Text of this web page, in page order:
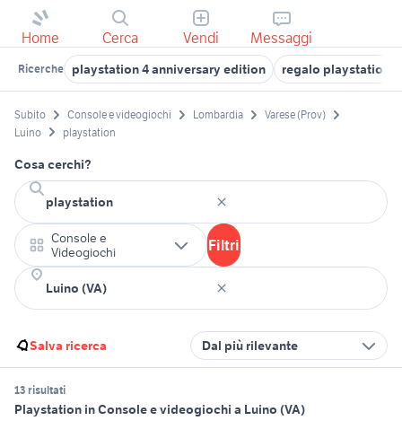
Home Cerca Vendi Messaggi
Ricerche playstation 4 anniversary edition regalo playstation
Subito Console e videogiochi Lombardia
Varese (Prov)
Luino
playstation
Cosa cerchi?
Console e
Videogiochi
Filtri
Salva ricerca Dal più rilevante
13 risultati
Playstation in Console e videogiochi a Luino (VA)